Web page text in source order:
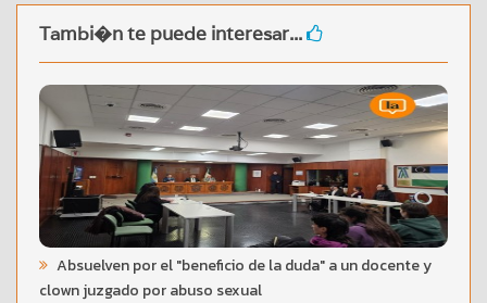
Tambi�n te puede interesar...
Absuelven por el "beneficio de la duda" a un docente y
clown juzgado por abuso sexual